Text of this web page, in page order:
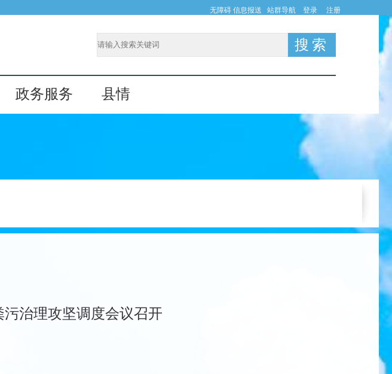
无障碍 信息报送 站群导航 登录 注册
政务服务 县情
治理攻坚调度会议召开